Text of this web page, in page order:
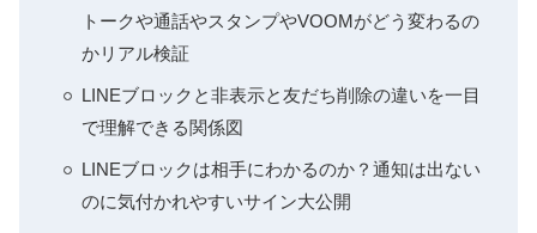
トークや通話やスタンプやVOOMがどう変わるの
かリアル検証
LINEブロックと非表示と友だち削除の違いを一目
で理解できる関係図
LINEブロックは相手にわかるのか？通知は出ない
のに気付かれやすいサイン大公開